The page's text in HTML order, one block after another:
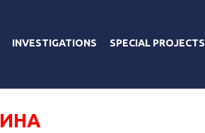
INVESTIGATIONS SPECIAL PROJECTS